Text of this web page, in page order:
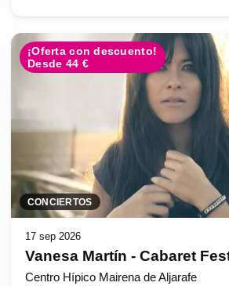
¡Oferta con descuento!
Desde 44 €
CONCIERTOS
17 sep 2026
Vanesa Martín - Cabaret
Centro Hípico Mairena de Aljarafe